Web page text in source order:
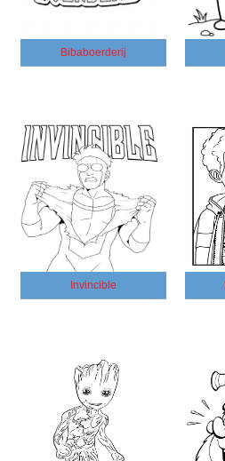
Bibaboerderij
Invincible